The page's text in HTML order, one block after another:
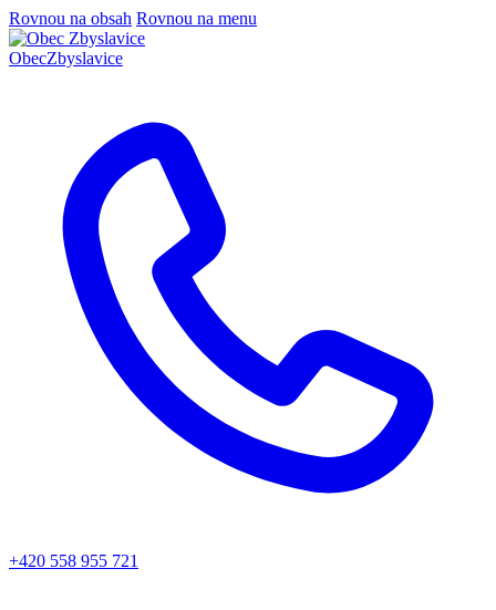
Rovnou na obsah Rovnou na menu
ObecZbyslavice
+420 558 955 721